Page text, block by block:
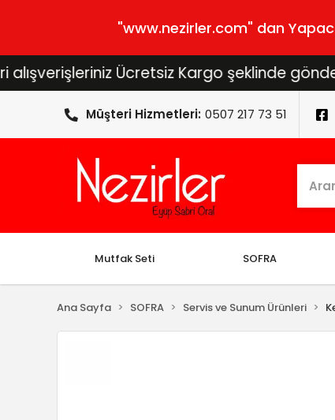
"www.nezirler.com" dan
Ücretsiz Kargo şeklinde
Müşteri Hizmetleri: 0507 217 73 51
Mutfak Seti SOFRA
Ana Sayfa SOFRA Servis ve Sunum Ürünleri